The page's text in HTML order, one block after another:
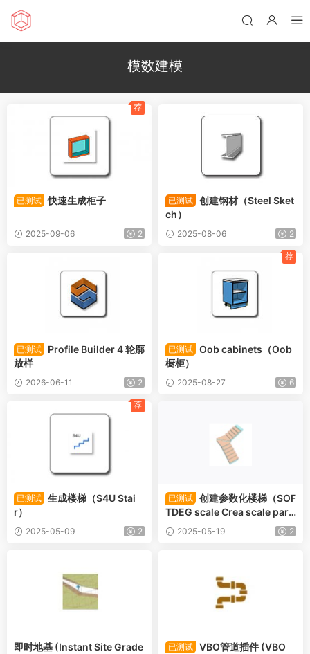
模数建模
已测试 快速生成柜子
2025-09-06 2
荐
已测试 创建钢材（Steel Sket
ch）
2025-08-06 2
已测试
Profile Builder 4 轮廓
放样
2026-06-11 2
已测试 Oob cabinets（Oob
橱柜）
2025-08-27 6
荐
已测试 生成楼梯（S4U Stai
r）
2025-05-09 2
荐
已测试 创建参数化楼梯（SOF
TDEG scale Crea scale para
metriche）
2025-05-19 2
即时地基 (Instant Site Grade
已测试 VBO管道插件 (VBO